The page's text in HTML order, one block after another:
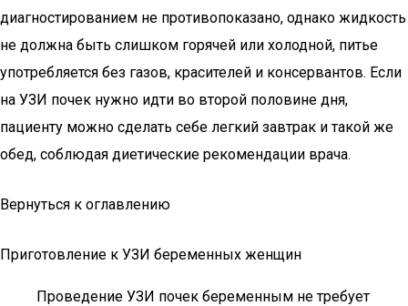
диагностированием не противопоказано, однако жидкость
не должна быть слишком горячей или холодной, питье
употребляется без газов, красителей и консервантов. Если
на УЗИ почек нужно идти во второй половине дня,
пациенту можно сделать себе легкий завтрак и такой же
обед, соблюдая диетические рекомендации врача.
Вернуться к оглавлению
Приготовление к УЗИ беременных женщин
Проведение УЗИ почек беременным не требует